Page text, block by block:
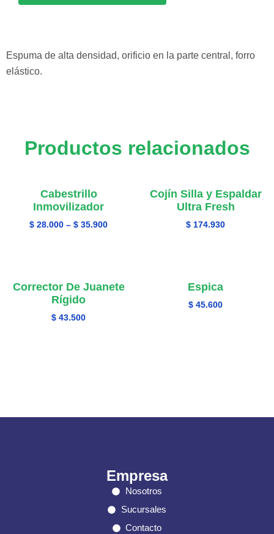
Espuma de alta densidad, orificio en la parte central, forro
elástico.
Productos relacionados
Cabestrillo
Inmovilizador
$ 28.000 – $ 35.900
Cojín Silla y Espaldar
Ultra Fresh
$ 174.930
Corrector De Juanete
Rígido
$ 43.500
Espica
$ 45.600
Empresa
Nosotros
Sucursales
Contacto